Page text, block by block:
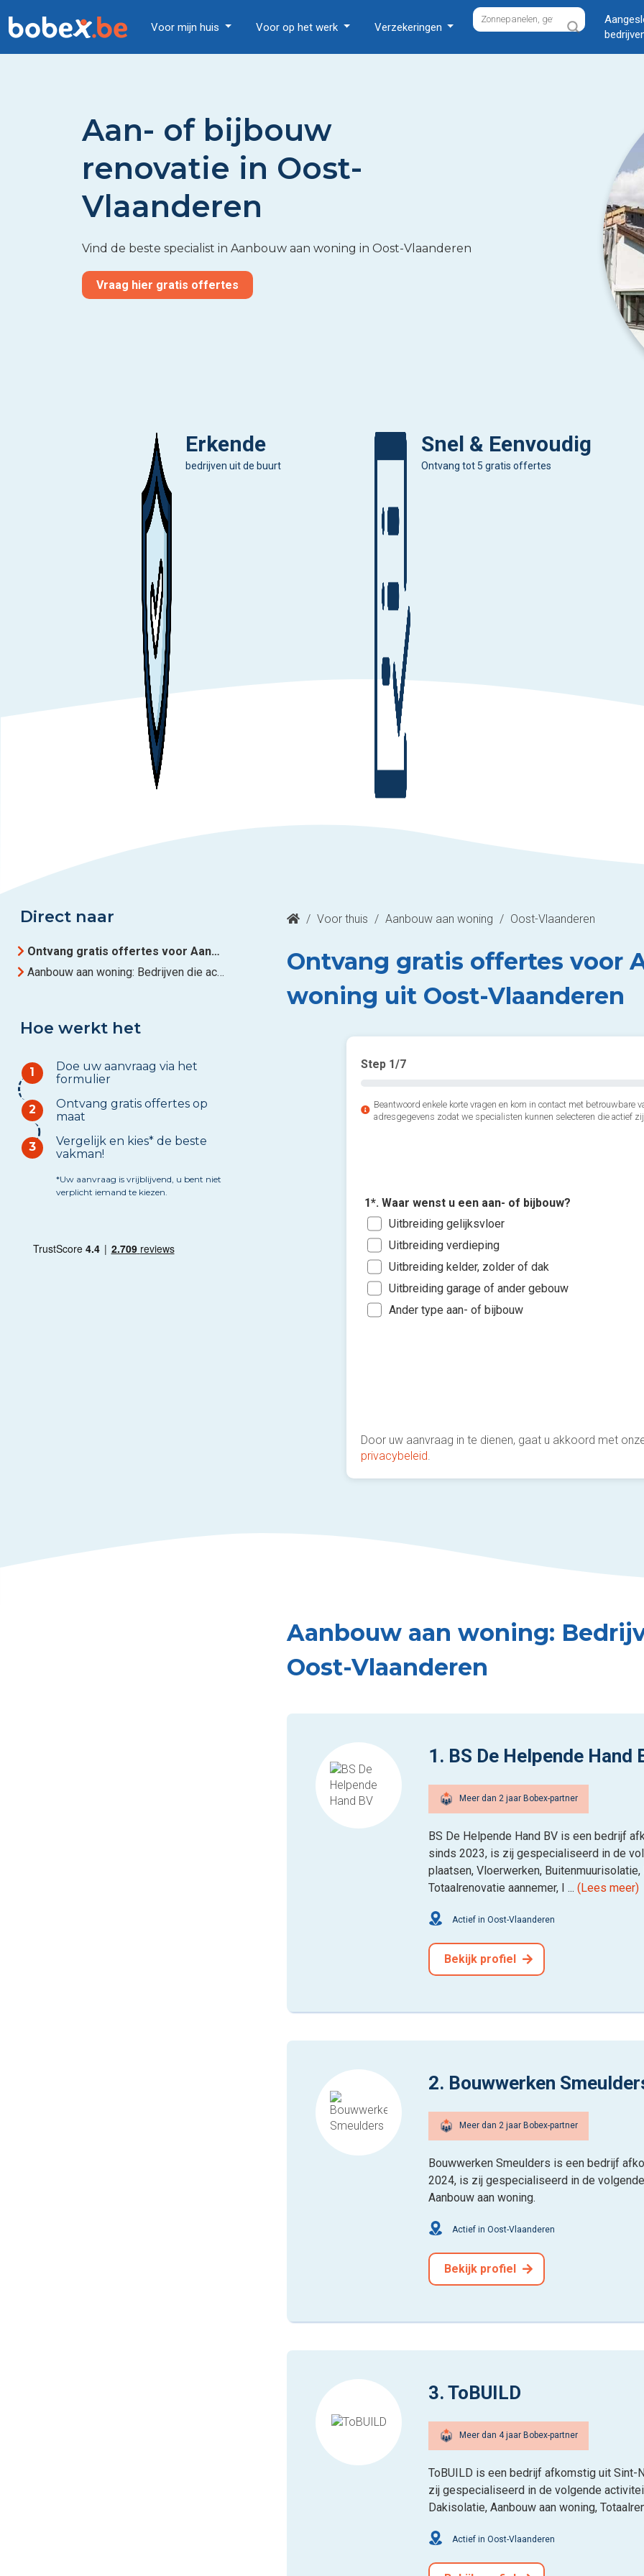
Voor mijn huis Voor op het werk Verzekeringen
Aan- of bijbouw
renovatie in Oost-
Vlaanderen
Vind de beste specialist in Aanbouw aan woning in Oost-Vlaanderen
Vraag hier gratis offertes
Erkende
bedrijven uit de buurt
Snel & Eenvoudig
Ontvang tot 5 gratis offertes
Direct naar
Ontvang gratis offertes voor Aanbouw aan woning uit Oost-Vlaanderen
Aanbouw aan woning: Bedrijven die actief zijn in Oost-Vlaanderen
Hoe werkt het
1
Doe uw aanvraag via het
formulier
2
Ontvang gratis offertes op
maat
3
Vergelijk en kies* de beste
vakman!
*Uw aanvraag is vrijblijvend, u bent niet
verplicht iemand te kiezen.
/ Voor thuis / Aanbouw aan woning / Oost-Vlaanderen
Ontvang gratis offertes voor
woning uit Oost-Vlaanderen
Step 1/7
Beantwoord enkele korte vragen en kom in contact met betrouwbare
adresgegevens zodat we specialisten kunnen selecteren die actief
1*. Waar wenst u een aan- of bijbouw?
Uitbreiding gelijksvloer
Uitbreiding verdieping
Uitbreiding kelder, zolder of dak
Uitbreiding garage of ander gebouw
Ander type aan- of bijbouw
Door uw aanvraag in te dienen, gaat u akkoord met
privacybeleid.
Aanbouw aan woning:
Oost-Vlaanderen
1. BS De Helpende Hand
Meer dan 2 jaar Bobex-partner
BS De Helpende Hand BV is een bedrijf
sinds 2023, is zij gespecialiseerd in de
plaatsen, Vloerwerken,
Totaalrenovatie aannemer, I ...(Lees meer)
Actief in Oost-Vlaanderen
Bekijk profiel
2. Bouwwerken
Meer dan 2 jaar Bobex-partner
Bouwwerken Smeulders is een bedrijf
2024, is zij gespecialiseerd in de
Aanbouw aan woning.
Actief in Oost-Vlaanderen
Bekijk profiel
3. ToBUILD
Meer dan 4 jaar Bobex-partner
ToBUILD is een bedrijf afkomstig uit Sint-
zij gespecialiseerd in de volgende
Dakisolatie, Aanbouw aan woning,
Actief in Oost-Vlaanderen